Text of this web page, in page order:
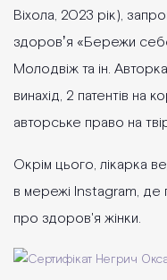
Віхола, 2023 рік),
здоровʼя «Бережи
Молодвіж та ін.
винахід, 2 патентів на
авторське право на
Окрім цього, лікарка
в мережі Instagram, де
про здоров'я жінки.